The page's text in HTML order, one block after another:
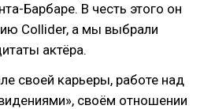
Барбаре. В честь этого он
Collider, а мы выбрали
актёра.
своей карьеры, работе над
своём отношении